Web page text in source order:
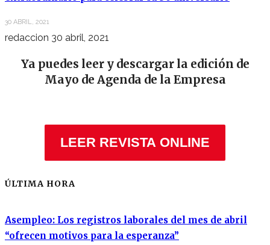
30 ABRIL, 2021
redaccion 30 abril, 2021
Ya puedes leer y descargar la edición de
Mayo de Agenda de la Empresa
LEER REVISTA ONLINE
ÚLTIMA HORA
Asempleo: Los registros laborales del mes de abril
“ofrecen motivos para la esperanza”